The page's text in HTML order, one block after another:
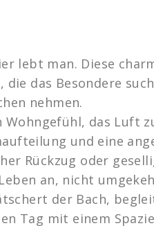
lebt man. Diese
das Besondere
nehmen.
das Luft
und eine
Rückzug oder
an, nicht
der Bach,
Tag mit einem